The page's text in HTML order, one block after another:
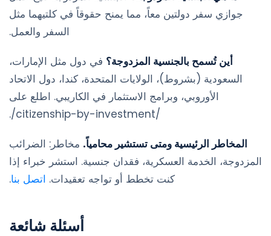
جوازي سفر دولتين معاً، مما يمنح حقوقاً في كلتيهما مثل
السفر والعمل.
أين تُسمح بالجنسية المزدوجة؟ في دول مثل الإمارات،
السعودية (بشروط)، الولايات المتحدة، كندا، دول الاتحاد
الأوروبي، وبرامج الاستثمار في الكاريبي. اطلع على
/citizenship-by-investment/.
المخاطر الرئيسية ومتى تستشير محامياً. مخاطر: الضرائب
المزدوجة، الخدمة العسكرية، فقدان جنسية. استشر خبراء إذا
كنت تخطط أو تواجه تعقيدات. اتصل بنا.
أسئلة شائعة